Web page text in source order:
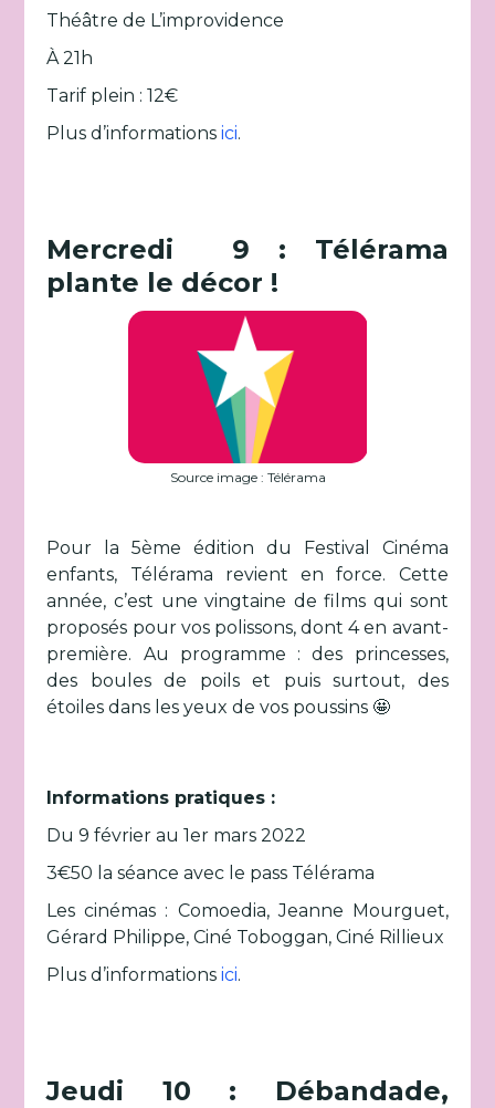
Théâtre de L’improvidence
À 21h
Tarif plein : 12€
Plus d’informationsici.
Mercredi 9 : Télérama
plante le décor !
Source image : Télérama
Pour la 5ème édition du Festival Cinéma
enfants, Télérama revient en force. Cette
année, c’est une vingtaine de films qui sont
proposés pour vos polissons, dont 4 en avant-
première. Au programme : des princesses,
des boules de poils et puis surtout, des
étoiles dans les yeux de vos poussins 🤩
Informations pratiques :
Du 9 février au 1er mars 2022
3€50 la séance avec le pass Télérama
Les cinémas : Comoedia, Jeanne Mourguet,
Gérard Philippe, Ciné Toboggan, Ciné Rillieux
Plus d’informationsici.
Jeudi 10 : Débandade,